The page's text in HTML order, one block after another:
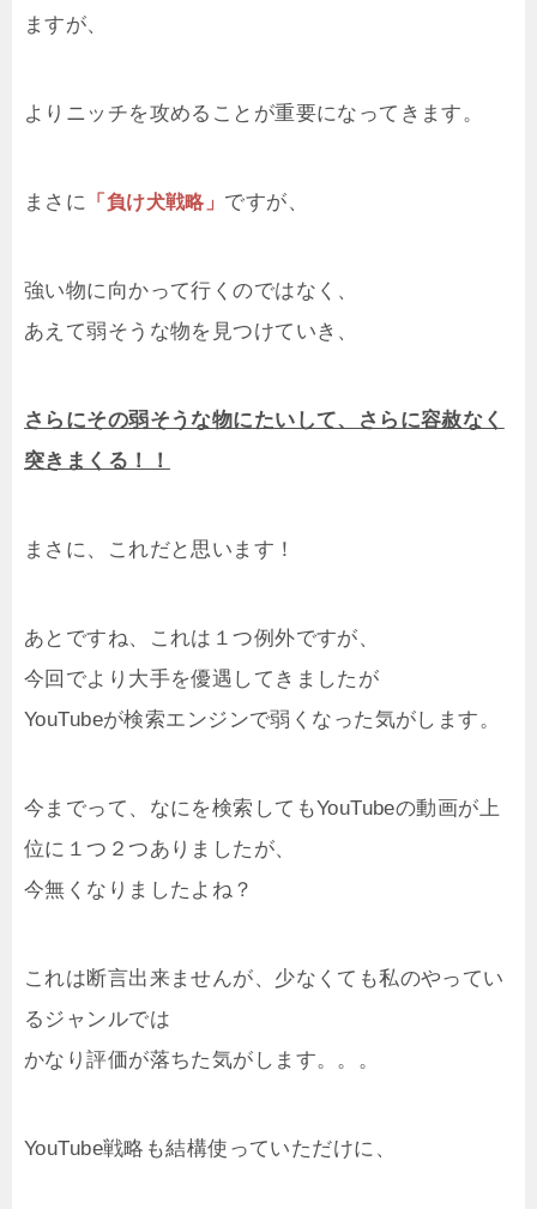
ますが、
よりニッチを攻めることが重要になってきます。
まさに 「負け犬戦略」 ですが、
強い物に向かって行くのではなく、
あえて弱そうな物を見つけていき、
さらにその弱そうな物にたいして、さらに容赦なく
突きまくる！！
まさに、これだと思います！
あとですね、これは１つ例外ですが、
今回でより大手を優遇してきましたが
YouTubeが検索エンジンで弱くなった気がします。
今までって、なにを検索してもYouTubeの動画が上
位に１つ２つありましたが、
今無くなりましたよね？
これは断言出来ませんが、少なくても私のやってい
るジャンルでは
かなり評価が落ちた気がします。。。
YouTube戦略も結構使っていただけに、